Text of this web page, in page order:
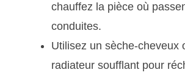
chauffez la pièce où
conduites.
Utilisez un sèche-cheveux
radiateur soufflant pour